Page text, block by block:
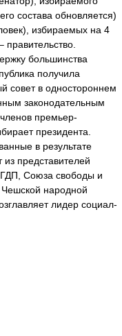
состава обновляется)
избираемых на 4
большинства
получила
совет в одностороннем
законодательным
премьер-
президента.
в результате
представителей
Союза свободы и
Чешской народной
лидер социал-